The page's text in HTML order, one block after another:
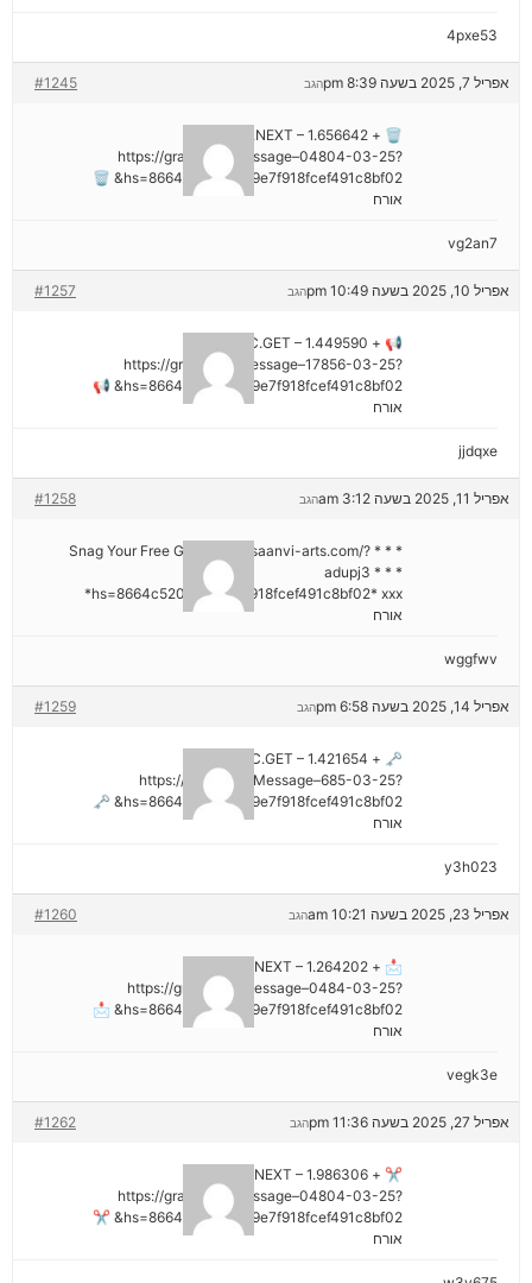
4pxe53
אפריל 7, 2025 בשעה 8:39 pm #1245 הגב
🗑 + 1.656642 BTC.NEXT –
https://graph.org/Message–04804-03-25?
hs=8664c520642b9e7f918fcef491c8bf02& 🗑
אורח
vg2an7
אפריל 10, 2025 בשעה 10:49 pm #1257 הגב
📢 + 1.449590 BTC.GET –
https://graph.org/Message–17856-03-25?
hs=8664c520642b9e7f918fcef491c8bf02& 📢
אורח
jjdqxe
אפריל 11, 2025 בשעה 3:12 am #1258 הגב
* * * Snag Your Free Gift: https://saanvi-arts.com/?
adupj3 * * *
hs=8664c520642b9e7f918fcef491c8bf02* ххх*
אורח
wggfwv
אפריל 14, 2025 בשעה 6:58 pm #1259 הגב
🗝 + 1.421654 BTC.GET –
https://graph.org/Message–685-03-25?
hs=8664c520642b9e7f918fcef491c8bf02& 🗝
אורח
y3h023
אפריל 23, 2025 בשעה 10:21 am #1260 הגב
📩 + 1.264202 BTC.NEXT –
https://graph.org/Message–0484-03-25?
hs=8664c520642b9e7f918fcef491c8bf02& 📩
אורח
vegk3e
אפריל 27, 2025 בשעה 11:36 pm #1262 הגב
✂ + 1.986306 BTC.NEXT –
https://graph.org/Message–04804-03-25?
hs=8664c520642b9e7f918fcef491c8bf02& ✂
אורח